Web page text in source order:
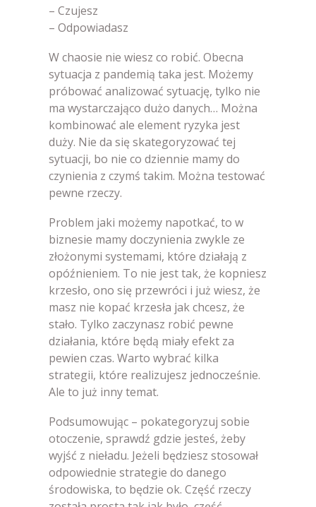
– Czujesz
– Odpowiadasz
W chaosie nie wiesz co robić. Obecna
sytuacja z pandemią taka jest. Możemy
próbować analizować sytuację, tylko nie
ma wystarczająco dużo danych… Można
kombinować ale element ryzyka jest
duży. Nie da się skategoryzować tej
sytuacji, bo nie co dziennie mamy do
czynienia z czymś takim. Można testować
pewne rzeczy.
Problem jaki możemy napotkać, to w
biznesie mamy doczynienia zwykle ze
złożonymi systemami, które działają z
opóźnieniem. To nie jest tak, że kopniesz
krzesło, ono się przewróci i już wiesz, że
masz nie kopać krzesła jak chcesz, że
stało. Tylko zaczynasz robić pewne
działania, które będą miały efekt za
pewien czas. Warto wybrać kilka
strategii, które realizujesz jednocześnie.
Ale to już inny temat.
Podsumowując – pokategoryzuj sobie
otoczenie, sprawdź gdzie jesteś, żeby
wyjść z nieładu. Jeżeli będziesz stosował
odpowiednie strategie do danego
środowiska, to będzie ok. Część rzeczy